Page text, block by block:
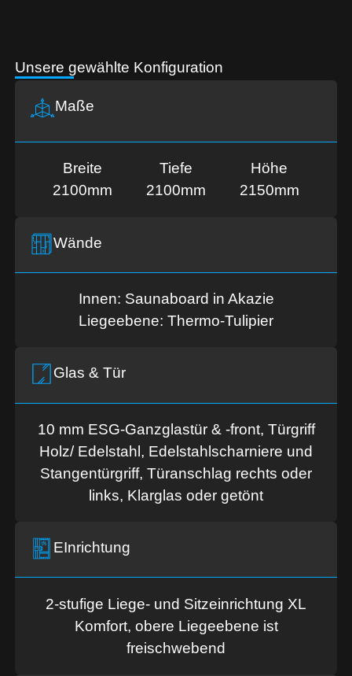
Unsere gewählte Konfiguration
Maße
Breite
2100mm
Tiefe
2100mm
Höhe
2150mm
Wände
Innen: Saunaboard in Akazie
Liegeebene: Thermo-Tulipier
Glas & Tür
10 mm ESG-Ganzglastür & -front, Türgriff
Holz/ Edelstahl, Edelstahlscharniere und
Stangentürgriff, Türanschlag rechts oder
links, Klarglas oder getönt
EInrich­tung
2-stufige Liege- und Sitzeinrichtung XL
Komfort, obere Liegeebene ist
freischwebend